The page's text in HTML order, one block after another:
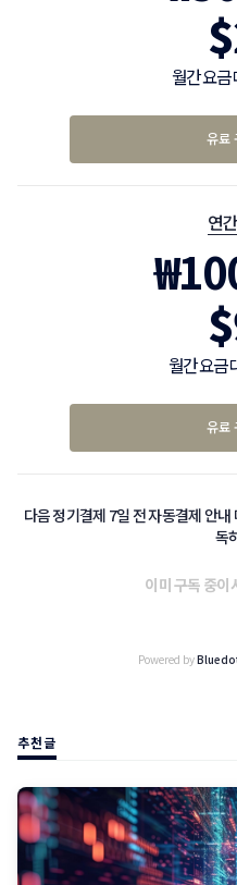
$
월간 요금
유료
연
₩
$
월간 요금
유료
다음 정기결제 7일 전 자동결제 안
독
이미 구독 중이
Powered by
추천글